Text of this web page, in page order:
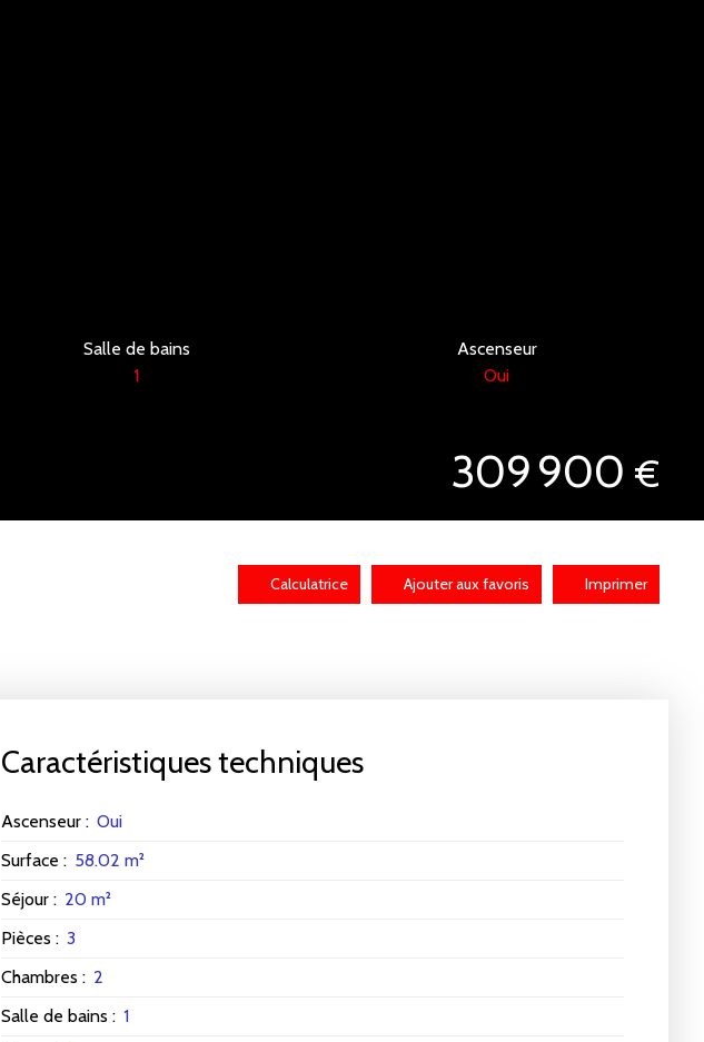
Salle de bains
1
Ascenseur
Oui
309 900 €
Calculatrice Ajouter aux favoris Imprimer
Caractéristiques techniques
Ascenseur : Oui
Surface : 58.02 m²
Séjour : 20 m²
Pièces : 3
Chambres : 2
Salle de bains : 1